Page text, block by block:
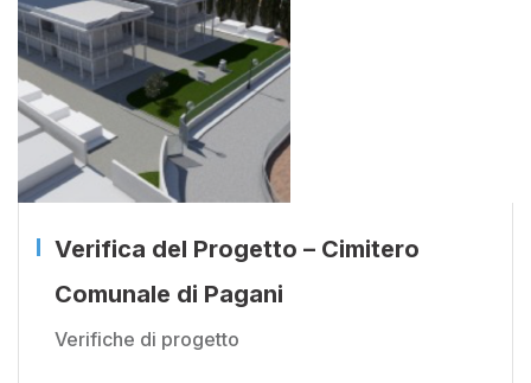
Verifica del Progetto – Cimitero
Comunale di Pagani
Verifiche di progetto